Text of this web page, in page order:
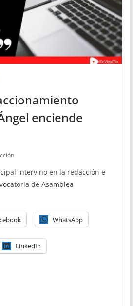
enciende
intervino en la redacción e
de Asamblea
WhatsApp
LinkedIn